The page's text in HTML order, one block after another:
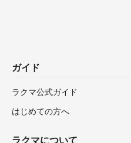
ガイド
ラクマ公式ガイド
はじめての方へ
ラクマについて